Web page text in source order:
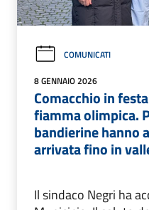
COMUNICATI
8 GENNAIO 2026
Comacchio in
fiamma olimpica.
bandierine hanno
arrivata fino in
Il sindaco Negri ha